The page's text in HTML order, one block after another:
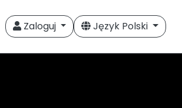
Zaloguj Język Polski